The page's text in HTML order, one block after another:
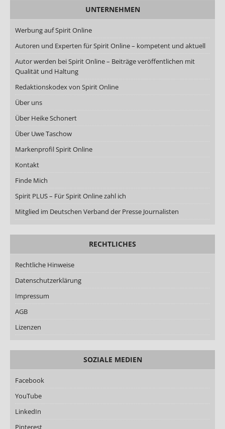
UNTERNEHMEN
Werbung auf Spirit Online
Autoren und Experten für Spirit Online – kompetent und aktuell
Autor werden bei Spirit Online – Beiträge veröffentlichen mit
Qualität und Haltung
Redaktionskodex von Spirit Online
Über uns
Über Heike Schonert
Über Uwe Taschow
Markenprofil Spirit Online
Kontakt
Finde Mich
Spirit PLUS – Für Spirit Online zahl ich
Mitglied im Deutschen Verband der Presse Journalisten
RECHTLICHES
Rechtliche Hinweise
Datenschutzerklärung
Impressum
AGB
Lizenzen
SOZIALE MEDIEN
Facebook
YouTube
LinkedIn
Pinterest